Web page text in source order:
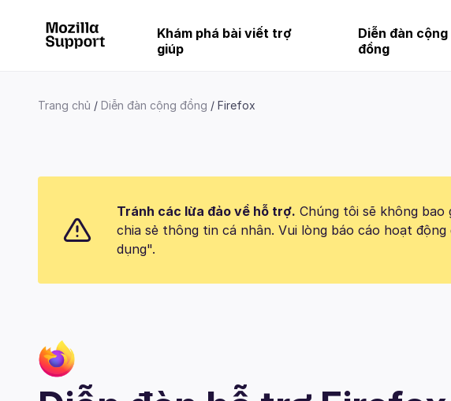
Khám phá bài viết trợ
giúp
Diễn đàn cộng
đồng
Trang chủ Diễn đàn cộng đồng Firefox
Tránh các lừa đảo về hỗ trợ. Chúng tôi sẽ không bao
chia sẻ thông tin cá nhân. Vui lòng báo cáo hoạt
dụng".